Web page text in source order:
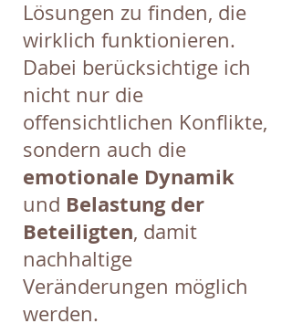
Lösungen zu finden, die
wirklich funktionieren.
Dabei berücksichtige ich
nicht nur die
offensichtlichen Konflikte,
sondern auch die
emotionale Dynamik
und Belastung der
Beteiligten, damit
nachhaltige
Veränderungen möglich
werden.